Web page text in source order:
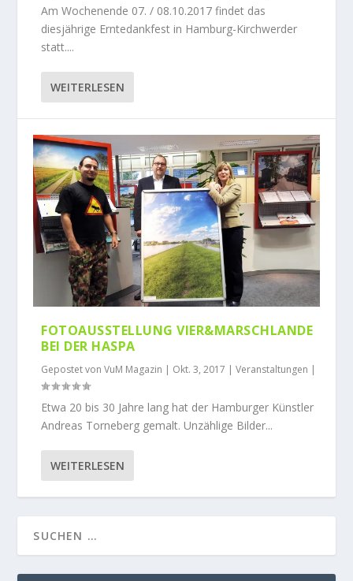
Am Wochenende 07. / 08.10.2017 findet das
diesjährige Erntedankfest in Hamburg-Kirchwerder
statt....
WEITERLESEN
FOTOAUSSTELLUNG VIER&MARSCHLANDE
BEI DER HASPA
Gepostet vonVuM Magazin | Okt. 3, 2017 |Veranstaltungen |
Etwa 20 bis 30 Jahre lang hat der Hamburger Künstler
Andreas Torneberg gemalt. Unzählige Bilder...
WEITERLESEN